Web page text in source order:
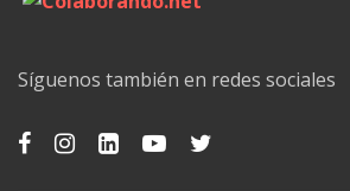
Síguenos también en redes sociales